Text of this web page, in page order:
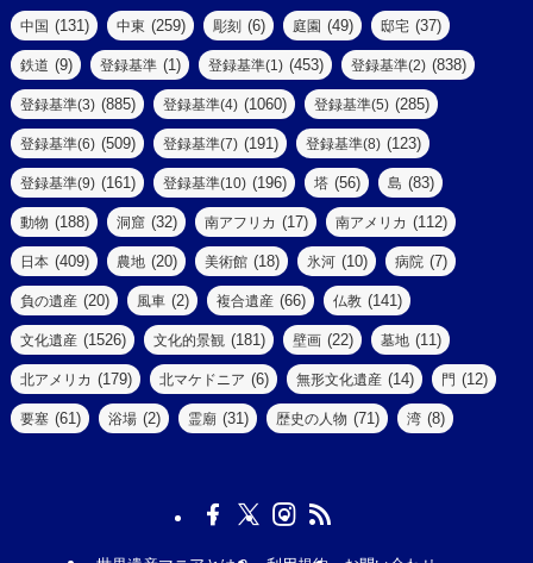
(5)
(39)
(290)
(7)
(6)
(3)
(3)
(6)
(8)
(14)
(61)
(9)
(2)
(17)
(8)
(73)
(11)
(18)
(6)
(8)
(4)
(8)
(2)
(2)
(10)
(1)
(1)
(3)
(47)
(2)
(1)
(2)
中国 (131) 中東 (259) 彫刻 (6) 庭園 (49) 邸宅 (37)
鉄道 (9) 登録基準 (1) 登録基準(1) (453) 登録基準(2) (838)
登録基準(3) (885) 登録基準(4) (1060) 登録基準(5) (285)
登録基準(6) (509) 登録基準(7) (191) 登録基準(8) (123)
登録基準(9) (161) 登録基準(10) (196) 塔 (56) 島 (83)
動物 (188) 洞窟 (32) 南アフリカ (17) 南アメリカ (112)
日本 (409) 農地 (20) 美術館 (18) 氷河 (10) 病院 (7)
負の遺産 (20) 風車 (2) 複合遺産 (66) 仏教 (141)
文化遺産 (1526) 文化的景観 (181) 壁画 (22) 墓地 (11)
北アメリカ (179) 北マケドニア (6) 無形文化遺産 (14) 門 (12)
要塞 (61) 浴場 (2) 霊廟 (31) 歴史の人物 (71) 湾 (8)